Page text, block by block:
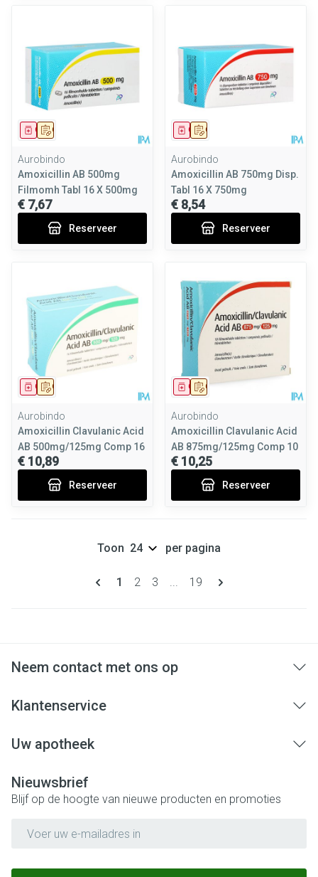
Op voorschrift
Geneesmiddel
Aurobindo
Amoxicillin AB 500mg
Filmomh Tabl 16 X 500mg
€ 7,67
Reserveer
Op voorschrift
Geneesmiddel
Aurobindo
Amoxicillin AB 750mg Disp.
Tabl 16 X 750mg
€ 8,54
Reserveer
Op voorschrift
Geneesmiddel
Aurobindo
Amoxicillin Clavulanic Acid
AB 500mg/125mg Comp 16
€ 10,89
Reserveer
Op voorschrift
Geneesmiddel
Aurobindo
Amoxicillin Clavulanic Acid
AB 875mg/125mg Comp 10
€ 10,25
Reserveer
Pagina's
U lees momenteel pagina
1 Pagina
2 Pagina
3 ... Pagina
19
Toon per pagina
Neem contact met ons op
Klantenservice
Uw apotheek
Nieuwsbrief
Blijf op de hoogte van nieuwe producten en promoties